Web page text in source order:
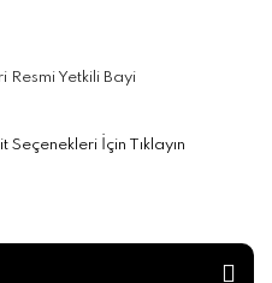
Resmi Yetkili Bayi
İçin Tıklayın